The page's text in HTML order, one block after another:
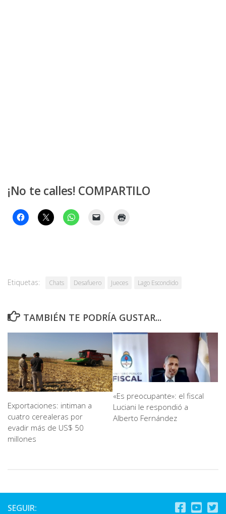
¡No te calles! COMPARTILO
Etiquetas: Chats Desafuero Jueces Lago Escondido
TAMBIÉN TE PODRÍA GUSTAR...
Exportaciones: intiman a
cuatro cerealeras por
evadir más de US$ 50
millones
«Es preocupante»: el fiscal
Luciani le respondió a
Alberto Fernández
SEGUIR: